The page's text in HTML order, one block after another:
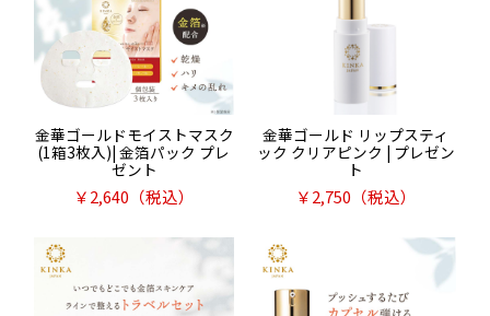
金華ゴールドモイストマスク
(1箱3枚入)| 金箔パック プレ
ゼント
￥2,640 （税込）
金華ゴールド リップスティ
ック クリアピンク | プレゼン
ト
￥2,750 （税込）